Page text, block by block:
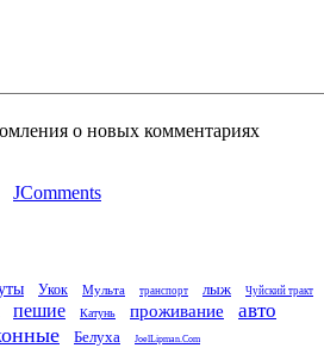
о новых комментариях
JComments
Укок Мульта транспорт лыж Чуйский тракт
пешие Катунь проживание авто
Белуха JoelLipman.Com